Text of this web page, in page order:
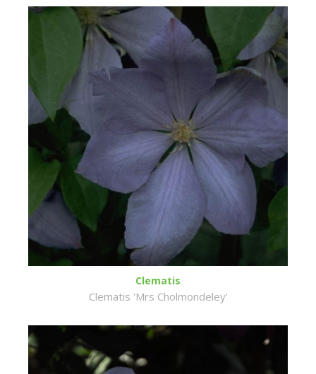
Clematis
Clematis 'Mrs Cholmondeley'